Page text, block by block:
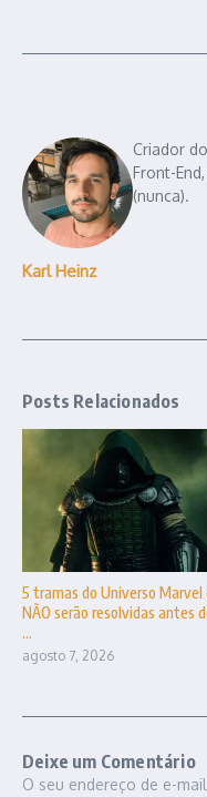
Karl Heinz
Criador
Front-
(nunca).
Posts Relacionados
5 tramas do Universo Marvel
NÃO serão resolvidas antes
...
agosto 7, 2026
Deixe um Comentário
O seu endereço de e-